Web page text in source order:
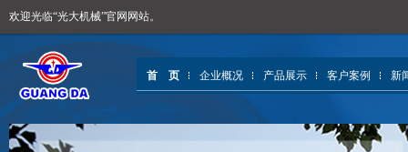
欢迎光临“光大机械”官网网站。
首 页 企业概况 产品展示 客户案例 新